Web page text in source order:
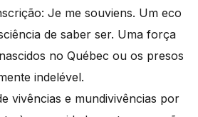
Je me souviens. Um eco
de saber ser. Uma força
no Québec ou os presos
indelével.
vivências e mundivivências por